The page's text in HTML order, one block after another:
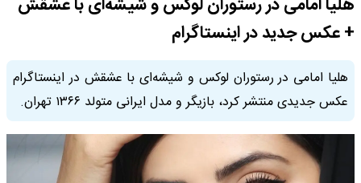
+ عکس جدید در اینستاگرام
هلیا امامی در رستوران لوکس و شیشه‌ای با عشقش در اینستاگرام
عکس جدیدی منتشر کرد، بازیگر و مدل ایرانی متولد ۱۳۶۶ تهران.